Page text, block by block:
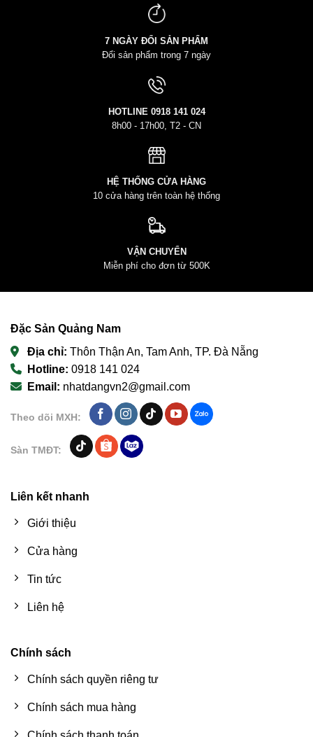
7 NGÀY ĐỔI SẢN PHẨM
Đổi sản phẩm trong 7 ngày
HOTLINE 0918 141 024
8h00 - 17h00, T2 - CN
HỆ THỐNG CỬA HÀNG
10 cửa hàng trên toàn hệ thống
VẬN CHUYỂN
Miễn phí cho đơn từ 500K
Đặc Sản Quảng Nam
Địa chỉ: Thôn Thận An, Tam Anh, TP. Đà Nẵng
Hotline: 0918 141 024
Email: nhatdangvn2@gmail.com
Theo dõi MXH:
Sàn TMĐT:
Liên kết nhanh
Giới thiệu
Cửa hàng
Tin tức
Liên hệ
Chính sách
Chính sách quyền riêng tư
Chính sách mua hàng